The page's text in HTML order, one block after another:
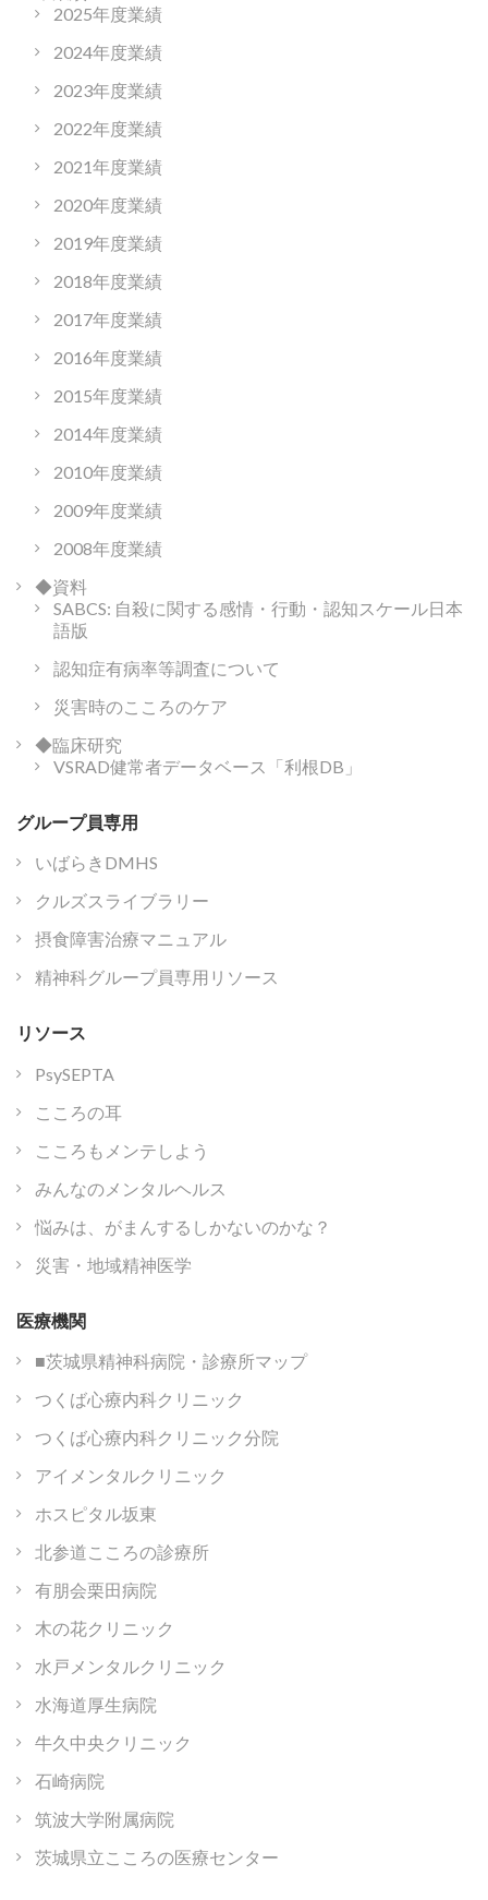
2025年度業績
2024年度業績
2023年度業績
2022年度業績
2021年度業績
2020年度業績
2019年度業績
2018年度業績
2017年度業績
2016年度業績
2015年度業績
2014年度業績
2010年度業績
2009年度業績
2008年度業績
◆資料
SABCS: 自殺に関する感情・行動・認知スケール日本
語版
認知症有病率等調査について
災害時のこころのケア
◆臨床研究
VSRAD健常者データベース「利根DB」
グループ員専用
いばらきDMHS
クルズスライブラリー
摂食障害治療マニュアル
精神科グループ員専用リソース
リソース
PsySEPTA
こころの耳
こころもメンテしよう
みんなのメンタルヘルス
悩みは、がまんするしかないのかな？
災害・地域精神医学
医療機関
■茨城県精神科病院・診療所マップ
つくば心療内科クリニック
つくば心療内科クリニック分院
アイメンタルクリニック
ホスピタル坂東
北参道こころの診療所
有朋会栗田病院
木の花クリニック
水戸メンタルクリニック
水海道厚生病院
牛久中央クリニック
石崎病院
筑波大学附属病院
茨城県立こころの医療センター